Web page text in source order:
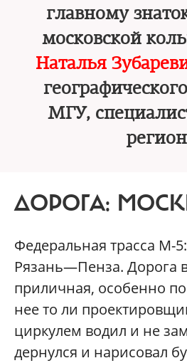
главному
московской
Наталья
МГУ,
ДОРОГА:
Федеральная трасса М-
Рязань—Пенза. Дорога
приличная, особенно
нее то ли
циркулем водил и не
дернулся и нарисовал